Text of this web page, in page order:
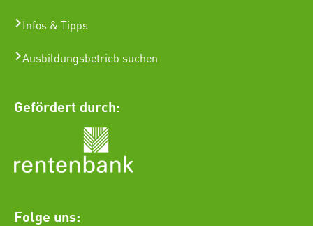
Infos & Tipps
Ausbildungsbetrieb suchen
Gefördert durch:
Folge uns: